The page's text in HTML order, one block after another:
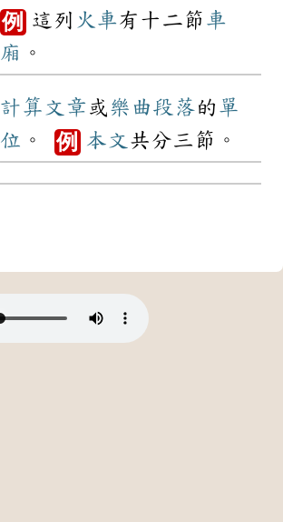
例 這列 火車有十二節 車
廂 。
計算 文章或樂曲段落的 單
位 。 例 本文 共分三節。